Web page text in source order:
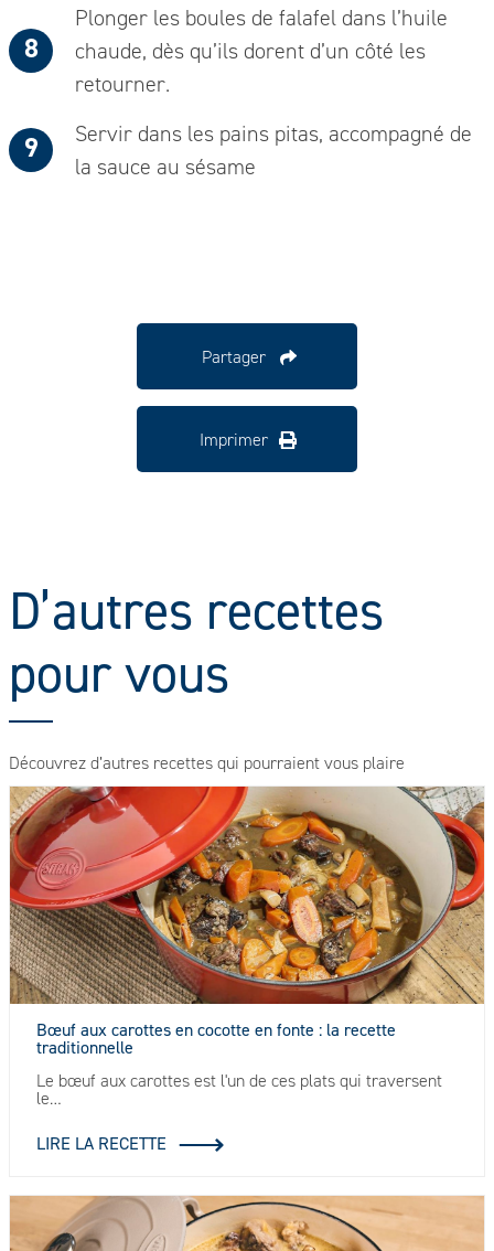
Plonger les boules de falafel dans l’huile
chaude, dès qu’ils dorent d’un côté les
retourner.
Servir dans les pains pitas, accompagné de
la sauce au sésame
Partager
Imprimer
D’autres recettes
pour vous
Découvrez d’autres recettes qui pourraient vous plaire
Bœuf aux carottes en cocotte en fonte : la recette
traditionnelle
Le bœuf aux carottes est l'un de ces plats qui traversent
le…
LIRE LA RECETTE